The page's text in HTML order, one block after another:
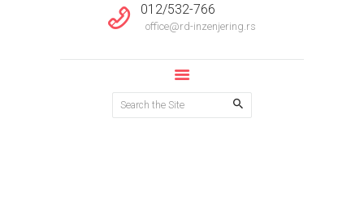
012/532-766
office@rd-inzenjering.rs